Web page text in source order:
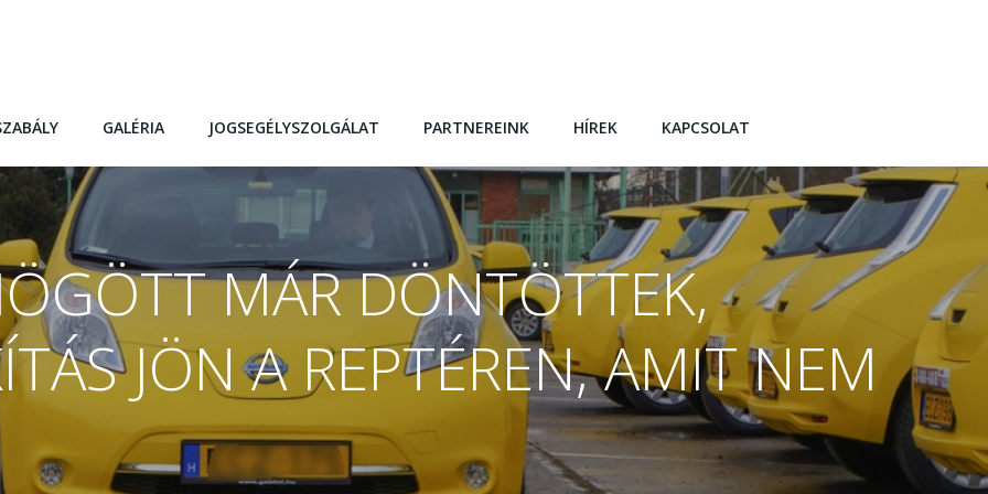
GALÉRIA JOGSEGÉLYSZOLGÁLAT PARTNEREINK HÍREK KAPCSOLAT
MÁR DÖNTÖTTEK,
JÖN A REPTÉREN, AMIT NEM